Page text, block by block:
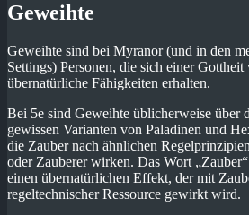
Geweihte
Geweihte sind bei Myranor (und in den
Settings) Personen, die sich einer
übernatürliche Fähigkeiten erhalten.
Bei 5e sind Geweihte üblicherweise über
gewissen Varianten von Paladinen und
die Zauber nach ähnlichen
oder Zauberer wirken. Das Wort
einen übernatürlichen Effekt, der mit
regeltechnischer Ressource gewirkt wird.